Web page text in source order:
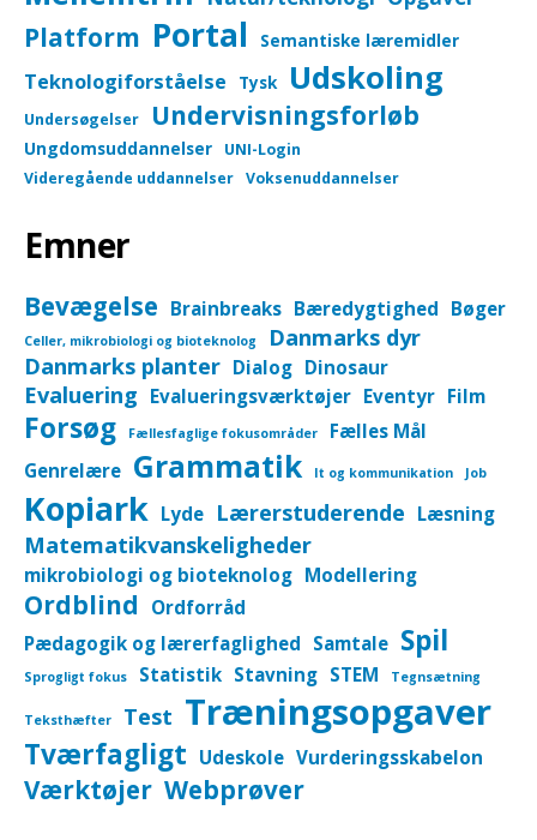
Platform Portal Semantiske læremidler
Teknologiforståelse Tysk Udskoling
Undersøgelser Undervisningsforløb
Ungdomsuddannelser
UNI-Login
Videregående uddannelser Voksenuddannelser
Emner
Bevægelse Brainbreaks Bæredygtighed Bøger
Celler, mikrobiologi og bioteknolog
Danmarks dyr
Danmarks planter Dialog Dinosaur
Evaluering Evalueringsværktøjer Eventyr Film
Forsøg Fællesfaglige fokusområder
Fælles Mål
Genrelære Grammatik It og kommunikation Job
Kopiark Lyde Lærerstuderende Læsning
Matematikvanskeligheder
mikrobiologi og bioteknolog Modellering
Ordblind
Ordforråd
Pædagogik og lærerfaglighed Samtale Spil
Sprogligt fokus Statistik Stavning STEM Tegnsætning
Teksthæfter Test Træningsopgaver
Tværfagligt Udeskole Vurderingsskabelon
Værktøjer Webprøver